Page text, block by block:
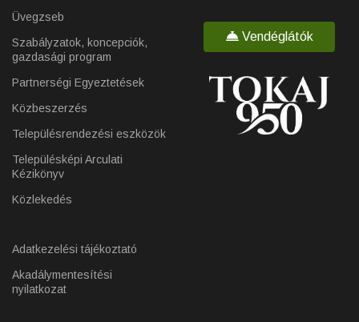
Üvegzseb
Szabályzatok, koncepciók,
gazdasági program
Partnerségi Egyeztetések
Közbeszerzés
Településrendezési eszközök
Településképi Arculati
Kézikönyv
Közlekedés
Adatkezelési tájékoztató
Akadálymentesítési
nyilatkozat
Vendéglátók